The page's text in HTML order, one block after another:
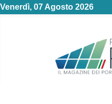
Venerdì, 07 Agosto 2026